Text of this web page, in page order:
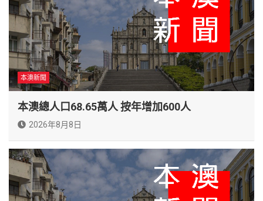
本澳新聞
本澳總人口68.65萬人 按年增加600人
2026年8月8日